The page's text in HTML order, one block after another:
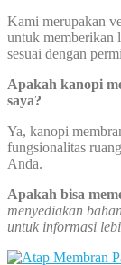
Kami merupakan
untuk memberikan
sesuai dengan
Apakah kanopi
saya?
Ya, kanopi
fungsionalitas
Anda.
Apakah bisa
menyediakan
untuk informasi